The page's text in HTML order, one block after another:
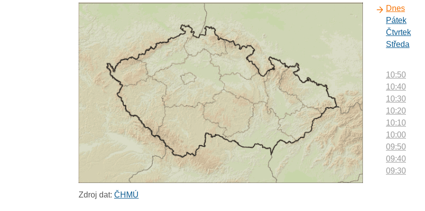
Dnes
Pátek
Čtvrtek
Středa
10:50
10:40
10:30
10:20
10:10
10:00
09:50
09:40
09:30
Zdroj dat:ČHMÚ